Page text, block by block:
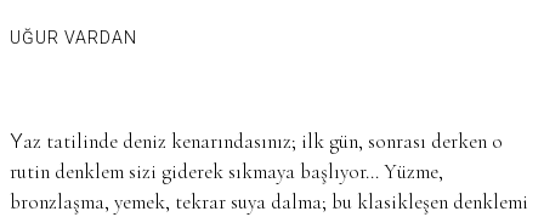
UĞUR VARDAN
Yaz tatilinde deniz kenarındasınız; ilk gün, sonrası derken o
rutin denklem sizi giderek sıkmaya başlıyor… Yüzme,
bronzlaşma, yemek, tekrar suya dalma; bu klasikleşen denklemi